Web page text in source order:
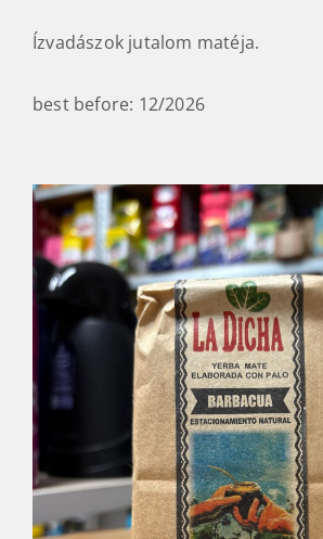
Ízvadászok jutalom matéja.
best before: 12/2026